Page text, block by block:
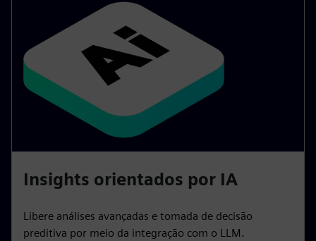
Insights orientados por IA
Libere análises avançadas e tomada de decisão
preditiva por meio da integração com o LLM.